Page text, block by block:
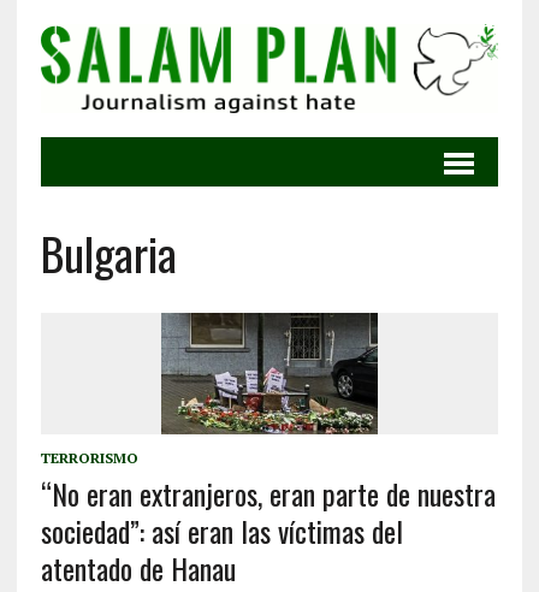
Bulgaria
TERRORISMO
“No eran extranjeros, eran parte de nuestra
sociedad”: así eran las víctimas del
atentado de Hanau